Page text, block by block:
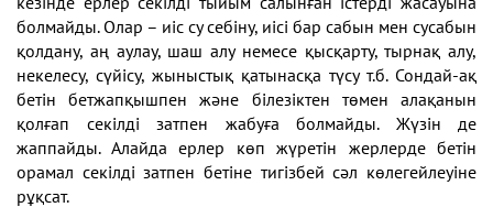
болмайды.Олар – иіс су себіну, иісі бар сабын мен сусабын
қолдану, аң аулау, шаш алу немесе қысқарту, тырнақ алу,
некелесу, сүйісу, жыныстық қатынасқа түсу т.б. Сондай-ақ
бетінбетжапқышпен және білезіктен төмен алақанын
қолғап секілді затпен жабуға болмайды. Жүзін де
жаппайды. Алайда ерлер көп жүретін жерлерде бетін
орамал секілді затпен бетіне тигізбей сәл көлегейлеуіне
рұқсат.